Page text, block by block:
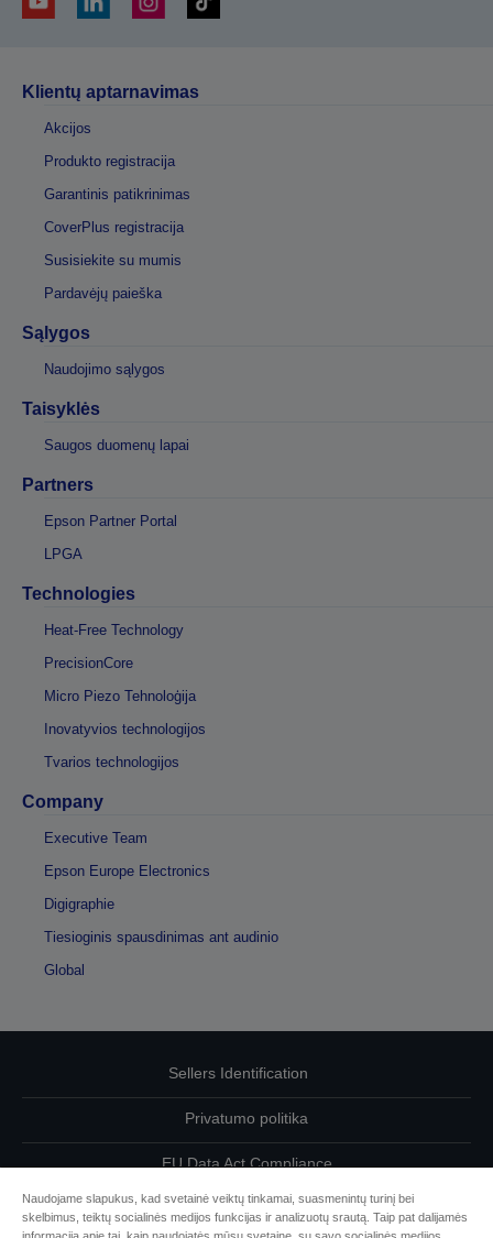
Klientų aptarnavimas
Akcijos
Produkto registracija
Garantinis patikrinimas
CoverPlus registracija
Susisiekite su mumis
Pardavėjų paieška
Sąlygos
Naudojimo sąlygos
Taisyklės
Saugos duomenų lapai
Partners
Epson Partner Portal
LPGA
Technologies
Heat-Free Technology
PrecisionCore
Micro Piezo Tehnoloģija
Inovatyvios technologijos
Tvarios technologijos
Company
Executive Team
Epson Europe Electronics
Digigraphie
Tiesioginis spausdinimas ant audinio
Global
Sellers Identification
Privatumo politika
EU Data Act Compliance
Susisiekite su mumis dėl savo duomenų
Naudojame slapukus, kad svetainė veiktų tinkamai, suasmenintų turinį bei
skelbimus, teiktų socialinės medijos funkcijas ir analizuotų srautą. Taip pat dalijamės